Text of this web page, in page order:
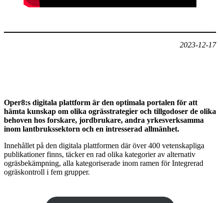
2023-12-17
Oper8:s digitala plattform är den optimala portalen för att
hämta kunskap om olika ogrässtrategier och tillgodoser de olika
behoven hos forskare, jordbrukare, andra yrkesverksamma
inom lantbrukssektorn och en intresserad allmänhet.
Innehållet på den digitala plattformen där över 400 vetenskapliga
publikationer finns, täcker en rad olika kategorier av alternativ
ogräsbekämpning, alla kategoriserade inom ramen för Integrerad
ogräskontroll i fem grupper.